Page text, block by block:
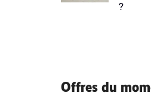
?
Offres du